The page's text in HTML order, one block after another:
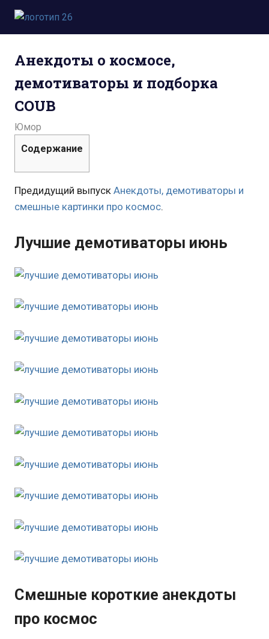
Пропустить
перейти
содержимому
космосе.
фото,
юмор,
база
знаний.
Анекдоты о космосе,
демотиваторы и подборка
COUB
20.06.2014
admin
Юмор
Содержание
Предидущий выпуск Анекдоты, демотиваторы и
смешные картинки про космос.
Лучшие демотиваторы июнь
Cмешные короткие анекдоты
про космос